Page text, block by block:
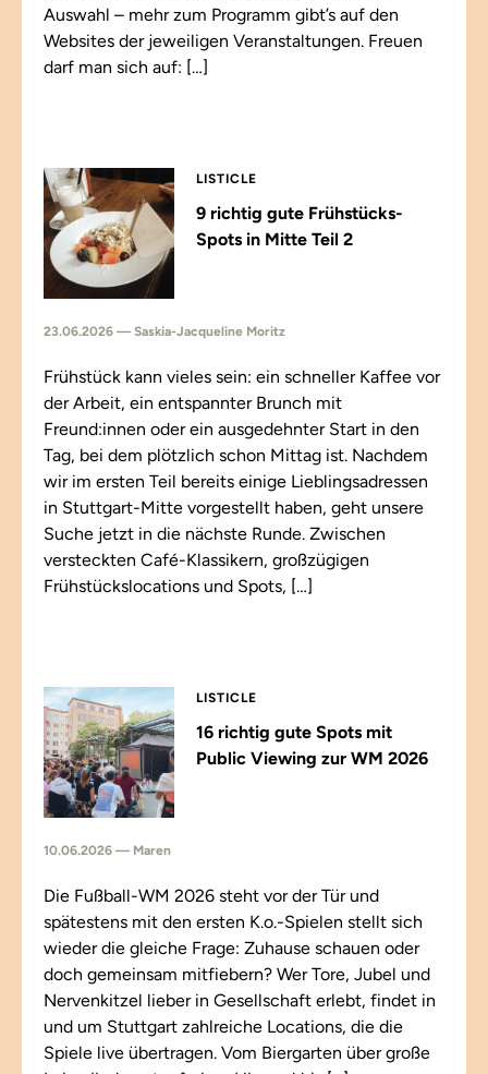
Auswahl – mehr zum Programm gibt’s auf den
Websites der jeweiligen Veranstaltungen. Freuen
darf man sich auf: […]
LISTICLE
9 richtig gute Frühstücks-
Spots in Mitte Teil 2
23.06.2026 — Saskia-Jacqueline Moritz
Frühstück kann vieles sein: ein schneller Kaffee vor
der Arbeit, ein entspannter Brunch mit
Freund:innen oder ein ausgedehnter Start in den
Tag, bei dem plötzlich schon Mittag ist. Nachdem
wir im ersten Teil bereits einige Lieblingsadressen
in Stuttgart-Mitte vorgestellt haben, geht unsere
Suche jetzt in die nächste Runde. Zwischen
versteckten Café-Klassikern, großzügigen
Frühstückslocations und Spots, […]
LISTICLE
16 richtig gute Spots mit
Public Viewing zur WM 2026
10.06.2026 — Maren
Die Fußball-WM 2026 steht vor der Tür und
spätestens mit den ersten K.o.-Spielen stellt sich
wieder die gleiche Frage: Zuhause schauen oder
doch gemeinsam mitfiebern? Wer Tore, Jubel und
Nervenkitzel lieber in Gesellschaft erlebt, findet in
und um Stuttgart zahlreiche Locations, die die
Spiele live übertragen. Vom Biergarten über große